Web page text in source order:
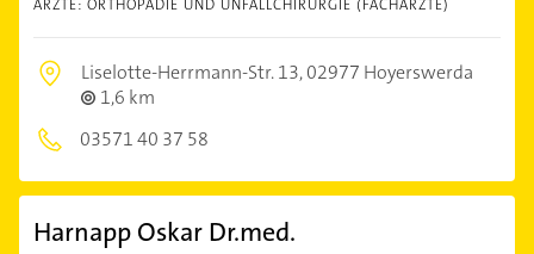
ÄRZTE: ORTHOPÄDIE UND UNFALLCHIRURGIE (FACHÄRZTE)
Liselotte-Herrmann-Str. 13,02977 Hoyerswerda
1,6 km
03571 40 37 58
Harnapp Oskar Dr.med.